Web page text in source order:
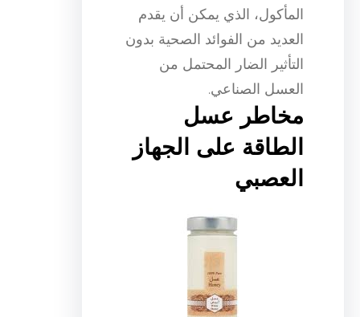
المأكول، الذي يمكن أن يقدم
العديد من الفوائد الصحية بدون
التأثير الضار المحتمل من
العسل الصناعي.
مخاطر عسل
الطاقة على الجهاز
العصبي